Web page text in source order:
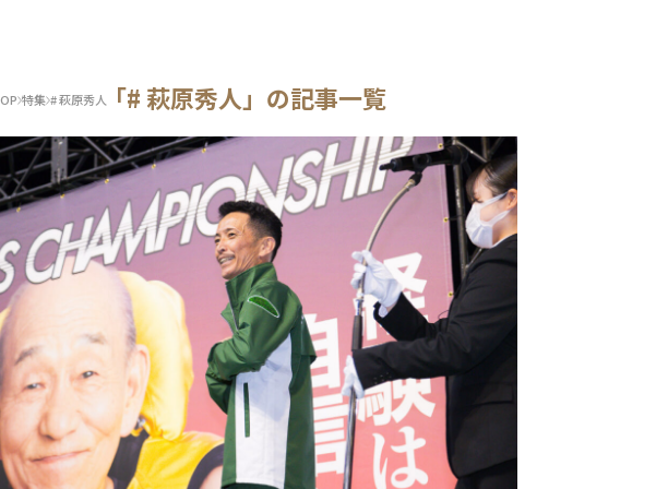
特集 # 萩原秀人「# 萩原秀人」の記事一覧